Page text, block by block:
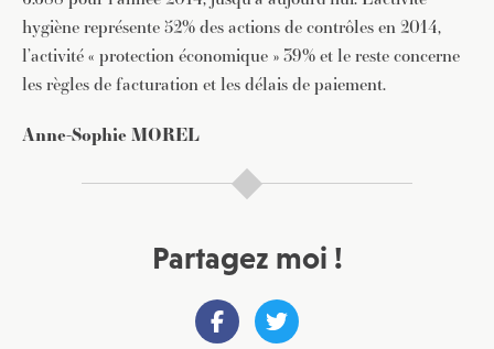
hygiène représente 52% des actions de contrôles en 2014,
l’activité « protection économique » 39% et le reste concerne
les règles de facturation et les délais de paiement.
Anne-Sophie MOREL
Partagez moi !
JE M'INSCRIS À LA NEWSLETTER
Pour recevoir toutes les deux semaines notre lettre